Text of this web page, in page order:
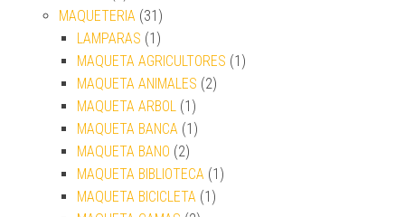
MAQUETERIA (31)
LAMPARAS (1)
MAQUETA AGRICULTORES (1)
MAQUETA ANIMALES (2)
MAQUETA ARBOL (1)
MAQUETA BANCA (1)
MAQUETA BANO (2)
MAQUETA BIBLIOTECA (1)
MAQUETA BICICLETA (1)